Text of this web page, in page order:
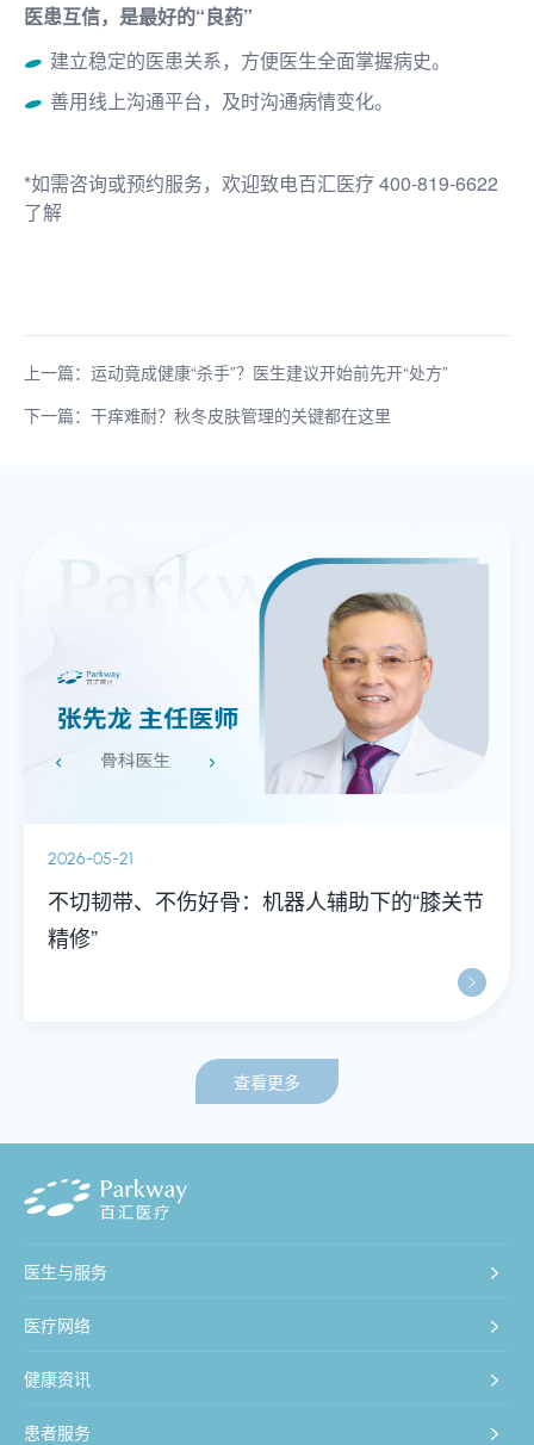
医患互信，是最好的“良药”
建立稳定的医患关系，方便医生全面掌握病史。
善用线上沟通平台，及时沟通病情变化。
*如需咨询或预约服务，欢迎致电百汇医疗 400-819-6622
了解
上一篇：运动竟成健康“杀手”？医生建议开始前先开“处方”
下一篇：干痒难耐？秋冬皮肤管理的关键都在这里
2026-05-21
不切韧带、不伤好骨：机器人辅助下的“膝关节
精修”
查看更多
医生与服务
医疗网络
健康资讯
患者服务